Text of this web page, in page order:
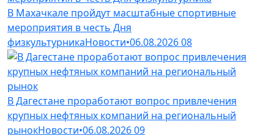
В Махачкале пройдут масштабные спортивные
мероприятия в честь Дня
физкультурникаНовости•06.08.202608
В Дагестане проработают вопрос привлечения
крупных нефтяных компаний на региональный
рынокНовости•06.08.202609